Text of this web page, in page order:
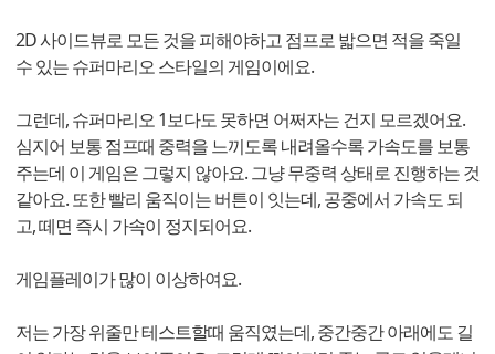
2D 사이드뷰로 모든 것을 피해야하고 점프로 밟으면 적을 죽일
수 있는 슈퍼마리오 스타일의 게임이에요.
그런데, 슈퍼마리오 1보다도 못하면 어쩌자는 건지 모르겠어요.
심지어 보통 점프때 중력을 느끼도록 내려올수록 가속도를 보통
주는데 이 게임은 그렇지 않아요. 그냥 무중력 상태로 진행하는 것
같아요. 또한 빨리 움직이는 버튼이 잇는데, 공중에서 가속도 되
고, 떼면 즉시 가속이 정지되어요.
게임플레이가 많이 이상하여요.
저는 가장 위줄만 테스트할때 움직였는데, 중간중간 아래에도 길